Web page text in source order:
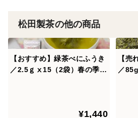
ブラックアーチ農法で製造した松
ナンシェに練り込み作りました。
松田製茶の他の商品
【おすすめ】緑茶べにふうき
／2.5ｇⅹ15（2袋）春の季節
¥1,440
【売
／
ンス